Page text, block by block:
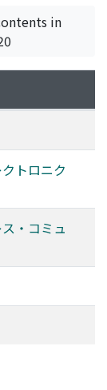
in
トロニク
・コミュ